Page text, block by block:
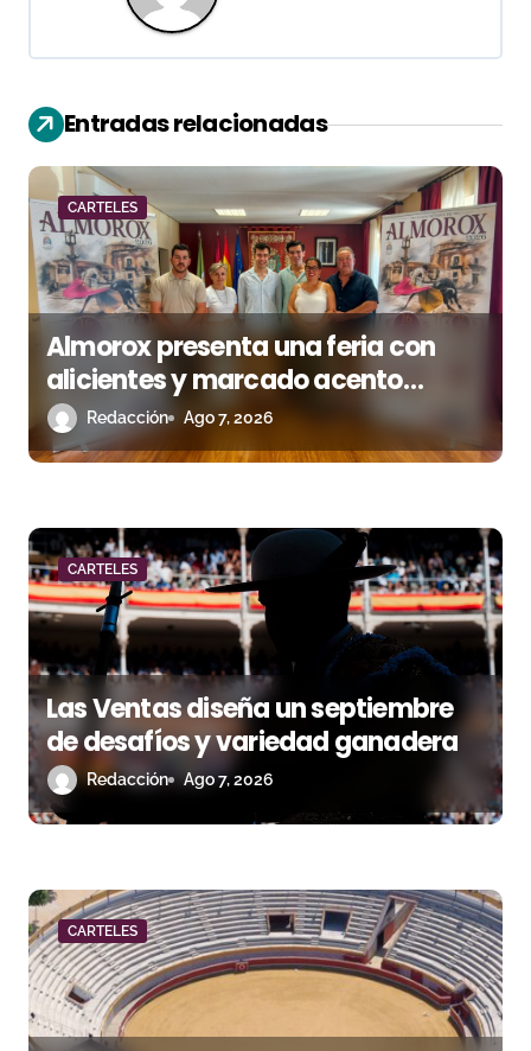
i
ó
n
d
e
e
n
r
d
a
s
Entradas relacionadas
CARTELES
Almorox presenta una feria con
alicientes y marcado acento
toristaRedacción Ago 7, 2026
CARTELES
Las Ventas diseña un septiembre
de desafíos y variedad ganadera
Redacción Ago 7, 2026
CARTELES